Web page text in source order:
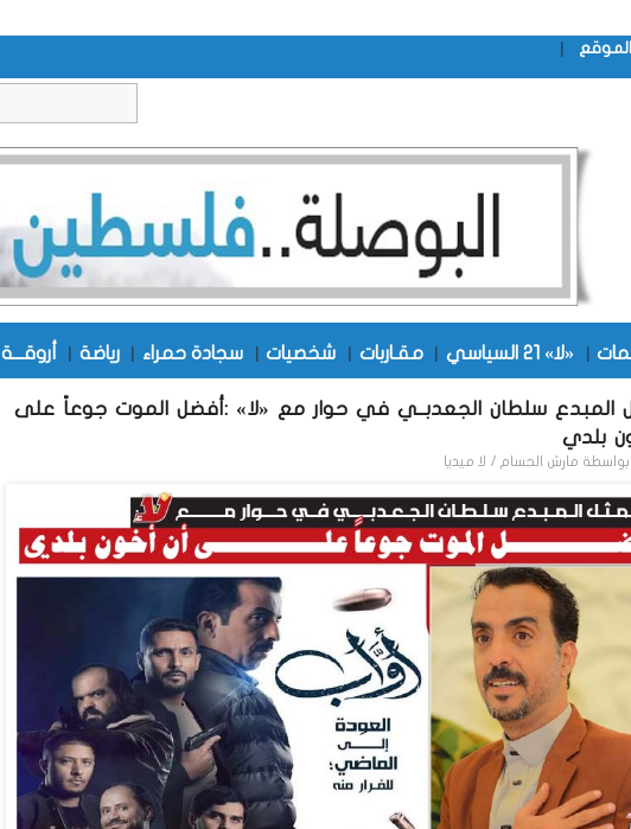
|
| «لا» 21 السياسي | مقـاربات | شخصيات | سجادة حمراء | رياضة | أروقـــة
المبدع سلطان الجعدبــي في حوار مع «لا» :أفضل الموت جوعاً على
بلدي
بواسطة مارش الحسام / لا ميديا